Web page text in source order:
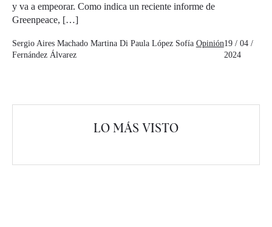
y va a empeorar. Como indica un reciente informe de
Greenpeace, […]
Sergio Aires Machado Martina Di Paula López Sofía
Fernández Álvarez
Opinión19 / 04 /
2024
LO MÁS VISTO